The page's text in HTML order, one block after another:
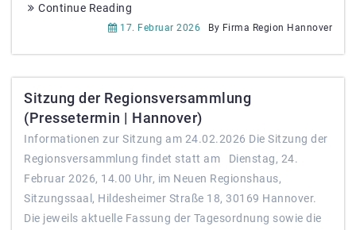
Continue Reading
17. Februar 2026 By Firma Region Hannover
Sitzung der Regionsversammlung
(Pressetermin | Hannover)
Informationen zur Sitzung am 24.02.2026 Die Sitzung der
Regionsversammlung findet statt am Dienstag, 24.
Februar 2026, 14.00 Uhr, im Neuen Regionshaus,
Sitzungssaal, Hildesheimer Straße 18, 30169 Hannover.
Die jeweils aktuelle Fassung der Tagesordnung sowie die